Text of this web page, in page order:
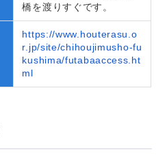
橋を渡りすぐです。
https://www.houterasu.o
r.jp/site/chihoujimusho-fu
kushima/futabaaccess.ht
ml